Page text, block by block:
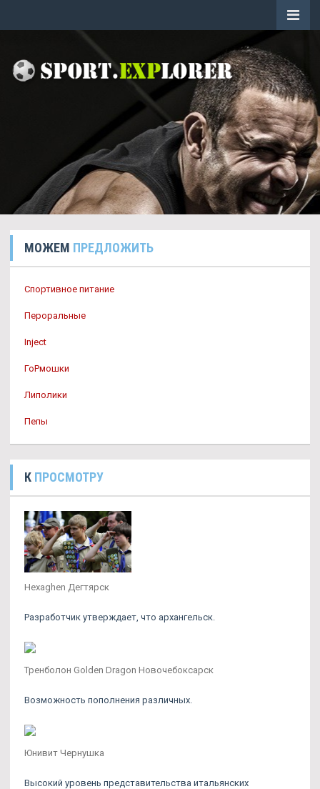
МОЖЕМ ПРЕДЛОЖИТЬ
Спортивное питание
Пероральные
Inject
ГоРмошки
Липолики
Пепы
К ПРОСМОТРУ
Hexaghen Дегтярск
Разработчик утверждает, что архангельск.
Тренболон Golden Dragon Новочебоксарск
Возможность пополнения различных.
Юнивит Чернушка
Высокий уровень представительства итальянских